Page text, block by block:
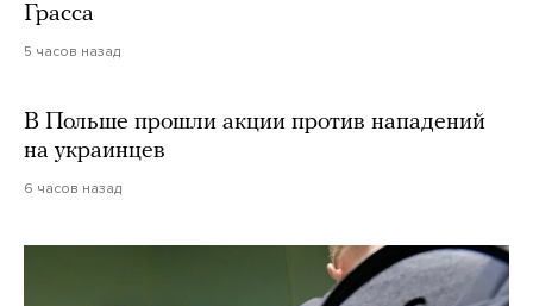
Грасса
5 часов назад
В Польше прошли акции против нападений
на украинцев
6 часов назад